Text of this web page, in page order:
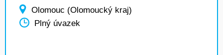
Olomouc (Olomoucký kraj)
Plný úvazek